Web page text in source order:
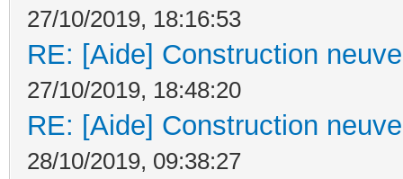
27/10/2019, 18:16:53
RE: [Aide] Construction
27/10/2019, 18:48:20
RE: [Aide] Construction
28/10/2019, 09:38:27